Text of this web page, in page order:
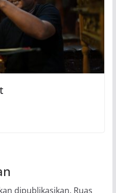
dipublikasikan. Ruas